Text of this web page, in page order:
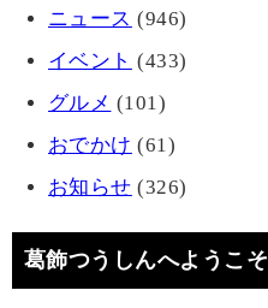
ニュース (946)
イベント (433)
グルメ (101)
おでかけ (61)
お知らせ (326)
葛飾つうしんへようこそ